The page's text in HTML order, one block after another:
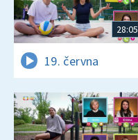
28:05
19. června